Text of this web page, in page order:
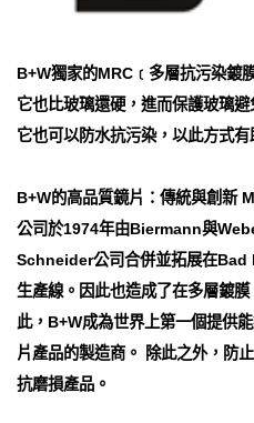
B+W獨家的MRC﹝多層抗污染鍍
它也比玻璃還硬，進而保護玻璃
它也可以防水抗污染，以此方式有
B+W的高品質鏡片：傳統與創新
公司於1974年由Biermann與
Schneider公司合併並拓展在
生產線。因此也造成了在多層鍍
此，B+W成為世界上第一個提供
片產品的製造商。 除此之外，防
抗磨損產品。